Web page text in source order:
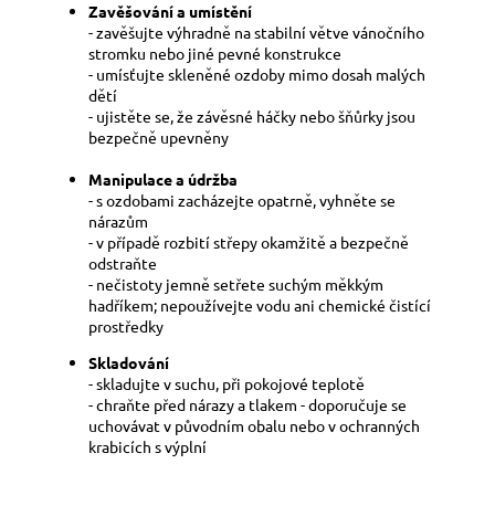
Zavěšování a umístění
- zavěšujte výhradně na stabilní větve vánočního
stromku nebo jiné pevné konstrukce
- umísťujte skleněné ozdoby mimo dosah malých
dětí
- ujistěte se, že závěsné háčky nebo šňůrky jsou
bezpečně upevněny
Manipulace a údržba
- s ozdobami zacházejte opatrně, vyhněte se
nárazům
- v případě rozbití střepy okamžitě a bezpečně
odstraňte
- nečistoty jemně setřete suchým měkkým
hadříkem; nepoužívejte vodu ani chemické čistící
prostředky
Skladování
- skladujte v suchu, při pokojové teplotě
- chraňte před nárazy a tlakem - doporučuje se
uchovávat v původním obalu nebo v ochranných
krabicích s výplní